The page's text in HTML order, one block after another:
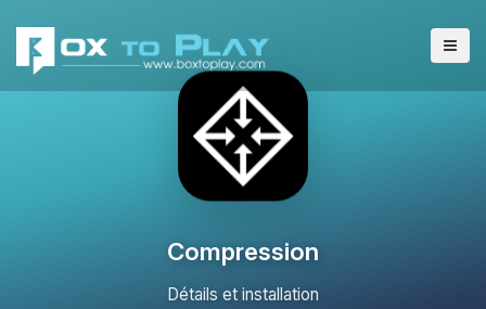
Compression
Détails et installation